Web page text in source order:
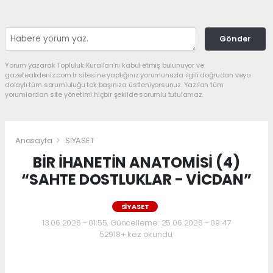
Gönder
Yorum yazarak Topluluk Kuralları’nı kabul etmiş bulunuyor ve
gazeteakdeniz.com.tr sitesine yaptığınız yorumunuzla ilgili doğrudan veya
dolaylı tüm sorumluluğu tek başınıza üstleniyorsunuz. Yazılan tüm
yorumlardan site yönetimi hiçbir şekilde sorumlu tutulamaz.
Anasayfa SİYASET
BİR İHANETİN ANATOMİSİ (4)
“SAHTE DOSTLUKLAR - VİCDAN”
SİYASET
13.06.2026 - 01:55, Güncelleme: 25.06.2026 - 09:47
52918+ kez okundu.